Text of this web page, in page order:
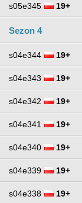
s05e345 19+
Sezon 4
s04e344 19+
s04e343 19+
s04e342 19+
s04e341 19+
s04e340 19+
s04e339 19+
s04e338 19+